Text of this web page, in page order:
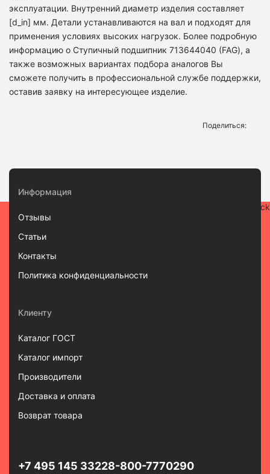
эксплуатации. Внутренний диаметр изделия составляет
[d_in] мм. Детали устанавливаются на вал и подходят для
применения условиях высоких нагрузок. Более подробную
информацию о Ступичный подшипник 713644040 (FAG), а
также возможных вариантах подбора аналогов Вы
сможете получить в профессиональной службе поддержки,
оставив заявку на интересующее изделие.
Поделиться:
Информация
Отзывы
Статьи
Контакты
Политика конфиденциальности
Клиенту
Каталог ГОСТ
Каталог импорт
Производители
Доставка и оплата
Возврат товара
+7 495 145 33228-800-7770290